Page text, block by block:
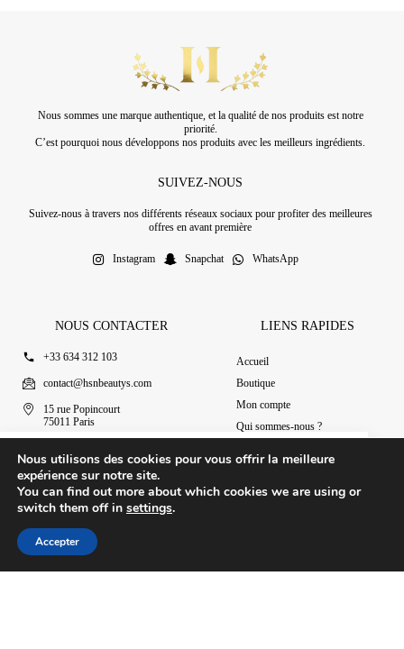
Nous sommes une marque authentique, et la qualité de nos produits est notre
priorité.
C’est pourquoi nous développons nos produits avec les meilleurs ingrédients.
SUIVEZ-NOUS
Suivez-nous à travers nos différents réseaux sociaux pour profiter des meilleures
offres en avant première
Instagram Snapchat WhatsApp
NOUS CONTACTER
+33 634 312 103
contact@hsnbeautys.com
15 rue Popincourt
75011 Paris
LIENS RAPIDES
Accueil
Boutique
Mon compte
Qui sommes-nous ?
Nous utilisons des cookies pour vous offrir la meilleure
expérience sur notre site.
You can find out more about which cookies we are using or
switch them off in settings.
Accepter
Parfums de niche Paris – Oud Kamari
50.00€
Ajouter au panier
Accueil